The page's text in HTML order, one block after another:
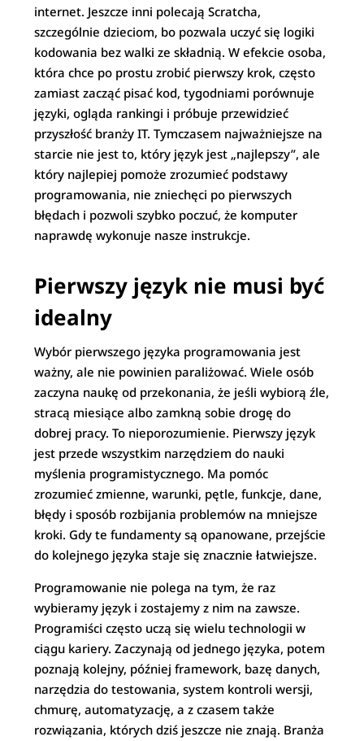
internet. Jeszcze inni polecają Scratcha,
szczególnie dzieciom, bo pozwala uczyć się logiki
kodowania bez walki ze składnią. W efekcie osoba,
która chce po prostu zrobić pierwszy krok, często
zamiast zacząć pisać kod, tygodniami porównuje
języki, ogląda rankingi i próbuje przewidzieć
przyszłość branży IT. Tymczasem najważniejsze na
starcie nie jest to, który język jest „najlepszy”, ale
który najlepiej pomoże zrozumieć podstawy
programowania, nie zniechęci po pierwszych
błędach i pozwoli szybko poczuć, że komputer
naprawdę wykonuje nasze instrukcje.
Pierwszy język nie musi być
idealny
Wybór pierwszego języka programowania jest
ważny, ale nie powinien paraliżować. Wiele osób
zaczyna naukę od przekonania, że jeśli wybiorą źle,
stracą miesiące albo zamkną sobie drogę do
dobrej pracy. To nieporozumienie. Pierwszy język
jest przede wszystkim narzędziem do nauki
myślenia programistycznego. Ma pomóc
zrozumieć zmienne, warunki, pętle, funkcje, dane,
błędy i sposób rozbijania problemów na mniejsze
kroki. Gdy te fundamenty są opanowane, przejście
do kolejnego języka staje się znacznie łatwiejsze.
Programowanie nie polega na tym, że raz
wybieramy język i zostajemy z nim na zawsze.
Programiści często uczą się wielu technologii w
ciągu kariery. Zaczynają od jednego języka, potem
poznają kolejny, później framework, bazę danych,
narzędzia do testowania, system kontroli wersji,
chmurę, automatyzację, a z czasem także
rozwiązania, których dziś jeszcze nie znają. Branża